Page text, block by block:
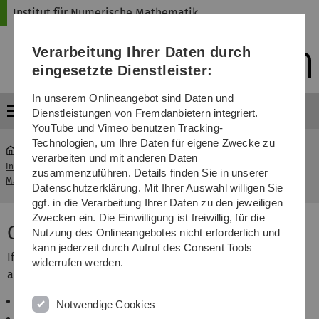
Direkt
Direkt
Direkt
(Sprache,
Drucken,
Media)
Direkt
Direkt
Institut für Numerische Mathematik
Menü
Institut für Numerische
Mathematik
...
Guidelines for Presenters
If you are going to be the presenter of an accepted
abstract, please notice the following points:
All accepted presentations are oral talks.
Verarbeitung Ihrer Daten durch
eingesetzte Dienstleister:
In unserem Onlineangebot sind Daten und
Dienstleistungen von Fremdanbietern integriert.
YouTube und Vimeo benutzen Tracking-
Technologien, um Ihre Daten für eigene Zwecke zu
verarbeiten und mit anderen Daten
zusammenzuführen. Details finden Sie in unserer
Datenschutzerklärung. Mit Ihrer Auswahl willigen Sie
ggf. in die Verarbeitung Ihrer Daten zu den jeweiligen
Zwecken ein. Die Einwilligung ist freiwillig, für die
Nutzung des Onlineangebotes nicht erforderlich und
kann jederzeit durch Aufruf des Consent Tools
widerrufen werden.
Notwendige Cookies